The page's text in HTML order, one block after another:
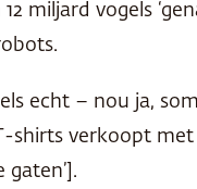
miljard vogels
echt – nou ja,
verkoopt met